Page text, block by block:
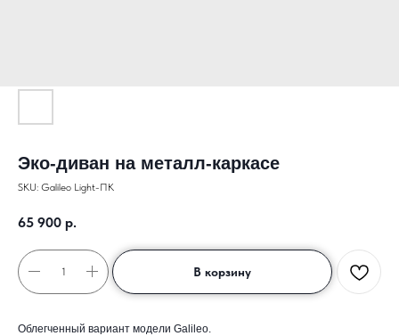
Эко-диван на металл-каркасе
SKU: Galileo Light-ПК
65 900 р.
В корзину
Облегченный вариант модели Galileo.